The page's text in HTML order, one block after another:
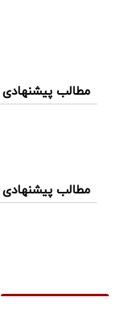
مطالب پیشنهادی
مطالب پیشنهادی